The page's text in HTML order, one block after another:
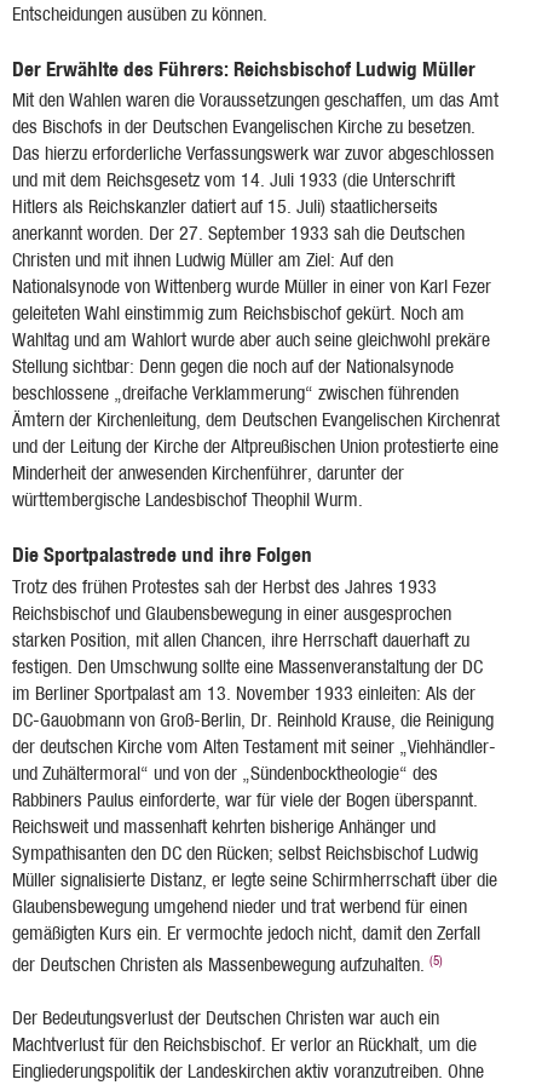
Entscheidungen ausüben zu können.
Der Erwählte des Führers: Reichsbischof Ludwig Müller
Mit den Wahlen waren die Voraussetzungen geschaffen, um das Amt
des Bischofs in der Deutschen Evangelischen Kirche zu besetzen.
Das hierzu erforderliche Verfassungswerk war zuvor abgeschlossen
und mit dem Reichsgesetz vom 14. Juli 1933 (die Unterschrift
Hitlers als Reichskanzler datiert auf 15. Juli) staatlicherseits
anerkannt worden. Der 27. September 1933 sah die Deutschen
Christen und mit ihnen Ludwig Müller am Ziel: Auf den
Nationalsynode von Wittenberg wurde Müller in einer von Karl Fezer
geleiteten Wahl einstimmig zum Reichsbischof gekürt. Noch am
Wahltag und am Wahlort wurde aber auch seine gleichwohl prekäre
Stellung sichtbar: Denn gegen die noch auf der Nationalsynode
beschlossene „dreifache Verklammerung“ zwischen führenden
Ämtern der Kirchenleitung, dem Deutschen Evangelischen Kirchenrat
und der Leitung der Kirche der Altpreußischen Union protestierte eine
Minderheit der anwesenden Kirchenführer, darunter der
württembergische Landesbischof Theophil Wurm.
Die Sportpalastrede und ihre Folgen
Trotz des frühen Protestes sah der Herbst des Jahres 1933
Reichsbischof und Glaubensbewegung in einer ausgesprochen
starken Position, mit allen Chancen, ihre Herrschaft dauerhaft zu
festigen. Den Umschwung sollte eine Massenveranstaltung der DC
im Berliner Sportpalast am 13. November 1933 einleiten: Als der
DC-Gauobmann von Groß-Berlin, Dr. Reinhold Krause, die Reinigung
der deutschen Kirche vom Alten Testament mit seiner „Viehhändler-
und Zuhältermoral“ und von der „Sündenbocktheologie“ des
Rabbiners Paulus einforderte, war für viele der Bogen überspannt.
Reichsweit und massenhaft kehrten bisherige Anhänger und
Sympathisanten den DC den Rücken; selbst Reichsbischof Ludwig
Müller signalisierte Distanz, er legte seine Schirmherrschaft über die
Glaubensbewegung umgehend nieder und trat werbend für einen
gemäßigten Kurs ein. Er vermochte jedoch nicht, damit den Zerfall
der Deutschen Christen als Massenbewegung aufzuhalten. (5)
Der Bedeutungsverlust der Deutschen Christen war auch ein
Machtverlust für den Reichsbischof. Er verlor an Rückhalt, um die
Eingliederungspolitik der Landeskirchen aktiv voranzutreiben. Ohne